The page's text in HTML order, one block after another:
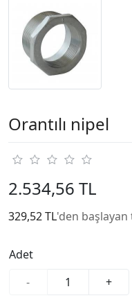
Orantılı nipel
2.534,56 TL
329,52 TL'den
Adet
-
+